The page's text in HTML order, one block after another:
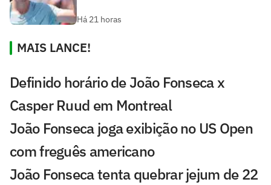
Há 21 horas
MAIS LANCE!
Definido horário de João Fonseca x
Casper Ruud em Montreal
João Fonseca joga exibição no US Open
com freguês americano
João Fonseca tenta quebrar jejum de 22